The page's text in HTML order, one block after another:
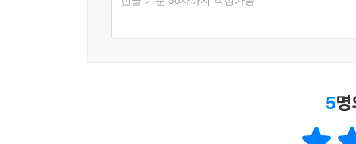
배경만 흑백 이미지로 만들기
5